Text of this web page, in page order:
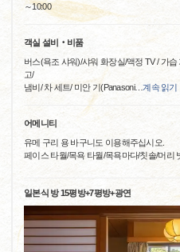
～10:00
객실 설비‧비품
버스(욕조 샤워)/샤워 화장실/액정 TV / 가
고/
냄비/ 차 세트/ 미안 기(Panasoni…계속 읽기
어메니티
유메 구리 용 바구니도 이용해주십시오.
페이스 타월/목욕 타월/목욕마다/칫솔/머리
일본식 방 15평방+7평방+광연